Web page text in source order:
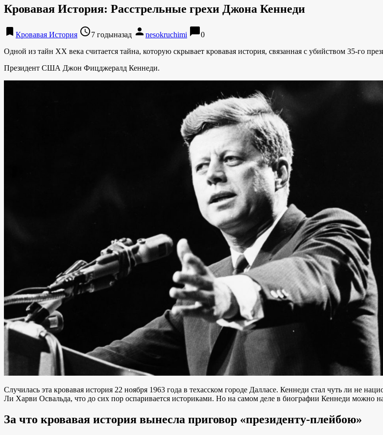
Кровавая История: Расстрельные грехи Джона Кеннеди
bookmark Кровавая История access_time7 годыназад person nesokruchimi chat_bubble0
Одной из тайн ХХ века считается тайна, которую скрывает кровавая история, связанная с убийством 35-го
Президент США Джон Фицджералд Кеннеди.
Случилась эта кровавая история 22 ноября 1963 года в техасском городе Далласе. Кеннеди стал чуть ли не
Ли Харви Освальда, что до сих пор оспаривается историками. Но на самом деле в биографии Кеннеди можно
За что кровавая история вынесла приговор «президенту-плейбою»